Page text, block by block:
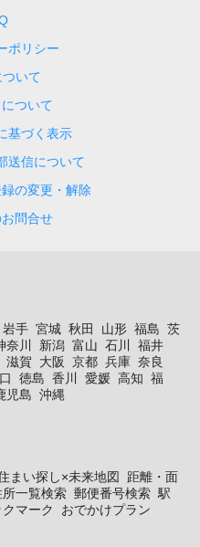
ポリシー
いて
ついて
基づく表示
送信について
の変更・解除
問合せ
岩手 宮城 秋田 山形 福島 茨
奈川 新潟 富山 石川
福井
滋賀 大阪 京都 兵庫 奈良
徳島 香川 愛媛 高知 福
児島 沖縄
まい探し×未来地図
距離・面
所一覧検索 郵便番号検索 駅
クマーク おでかけプラン